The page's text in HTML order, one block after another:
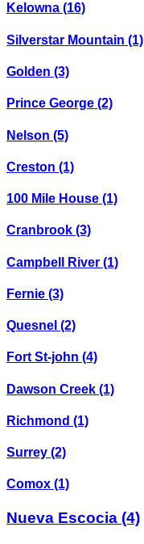
Kelowna (16)
Silverstar Mountain (1)
Golden (3)
Prince George (2)
Nelson (5)
Creston (1)
100 Mile House (1)
Cranbrook (3)
Campbell River (1)
Fernie (3)
Quesnel (2)
Fort St-john (4)
Dawson Creek (1)
Richmond (1)
Surrey (2)
Comox (1)
Nueva Escocia (4)